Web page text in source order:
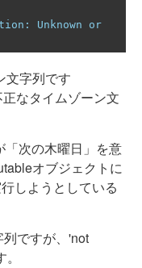
Unknown or
文字列です
なタイムゾーン文
「次の木曜日」を意
オブジェクトに
しようとしている
列ですが、'not